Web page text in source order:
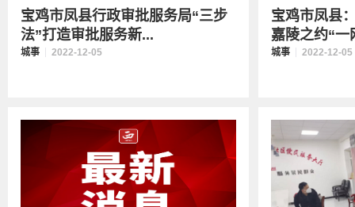
宝鸡市凤县行政审批服务局“三步
法”打造审批服务新...
城事 2022-12-05
宝鸡市凤县
嘉陵之约“一
城事 2022-12-05